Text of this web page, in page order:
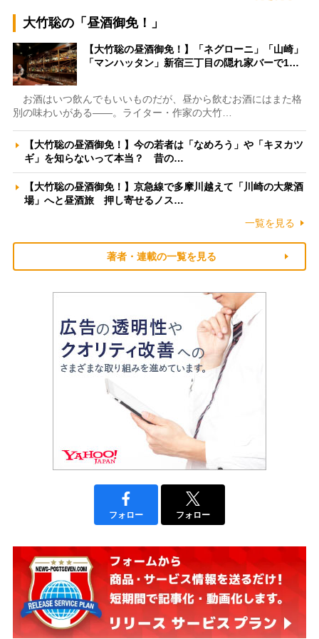
大竹聡の「昼酒御免！」
【大竹聡の昼酒御免！】「ネグローニ」「山崎」
「マンハッタン」新宿三丁目の隠れ家バーで1…
お酒はいつ飲んでもいいものだが、昼から飲むお酒にはまた格
別の味わいがある――。ライター・作家の大竹…
【大竹聡の昼酒御免！】今の若者は「なめろう」や「キヌカツ
ギ」を知らないって本当？ 昔の…
【大竹聡の昼酒御免！】京急線で多摩川越えて「川崎の大衆酒
場」へと昼酒旅 押し寄せるノス…
一覧を見る
著者・連載の一覧を見る
フォロー フォロー